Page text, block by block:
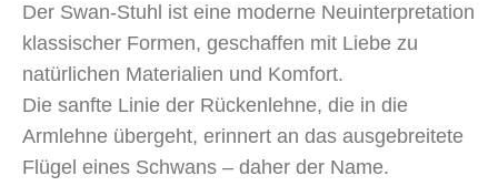
Der Swan-Stuhl ist eine moderne Neuinterpretation
klassischer Formen, geschaffen mit Liebe zu
natürlichen Materialien und Komfort.
Die sanfte Linie der Rückenlehne, die in die
Armlehne übergeht, erinnert an das ausgebreitete
Flügel eines Schwans – daher der Name.